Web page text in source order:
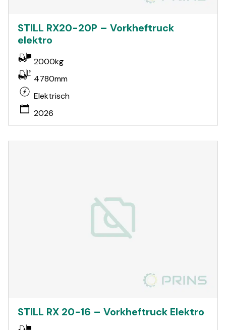
STILL RX20-20P – Vorkheftruck
elektro
2000kg
4780mm
Elektrisch
2026
STILL RX 20-16 – Vorkheftruck Elektro